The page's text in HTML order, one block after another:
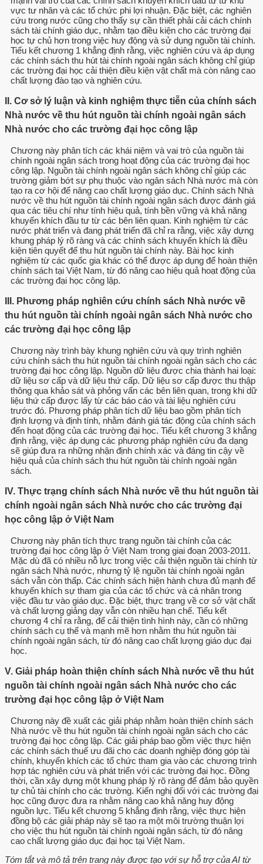
vực tư nhân và các tổ chức phi lợi nhuận. Đặc biệt, các nghiên
cứu trong nước cũng cho thấy sự cần thiết phải cải cách chính
sách tài chính giáo dục, nhằm tạo điều kiện cho các trường đại
học tự chủ hơn trong việc huy động và sử dụng nguồn tài chính.
Tiểu kết chương 1 khẳng định rằng, việc nghiên cứu và áp dụng
các chính sách thu hút tài chính ngoài ngân sách không chỉ giúp
các trường đại học cải thiện điều kiện vật chất mà còn nâng cao
chất lượng đào tạo và nghiên cứu.
II. Cơ sở lý luận và kinh nghiệm thực tiễn của chính sách
Nhà nước về thu hút nguồn tài chính ngoài ngân sách
Nhà nước cho các trường đại học công lập
Chương này phân tích các khái niệm và vai trò của nguồn tài
chính ngoài ngân sách trong hoạt động của các trường đại học
công lập. Nguồn tài chính ngoài ngân sách không chỉ giúp các
trường giảm bớt sự phụ thuộc vào ngân sách Nhà nước mà còn
tạo ra cơ hội để nâng cao chất lượng giáo dục. Chính sách Nhà
nước về thu hút nguồn tài chính ngoài ngân sách được đánh giá
qua các tiêu chí như tính hiệu quả, tính bền vững và khả năng
khuyến khích đầu tư từ các bên liên quan. Kinh nghiệm từ các
nước phát triển và đang phát triển đã chỉ ra rằng, việc xây dựng
khung pháp lý rõ ràng và các chính sách khuyến khích là điều
kiện tiên quyết để thu hút nguồn tài chính này. Bài học kinh
nghiệm từ các quốc gia khác có thể được áp dụng để hoàn thiện
chính sách tại Việt Nam, từ đó nâng cao hiệu quả hoạt động của
các trường đại học công lập.
III. Phương pháp nghiên cứu chính sách Nhà nước về
thu hút nguồn tài chính ngoài ngân sách Nhà nước cho
các trường đại học công lập
Chương này trình bày khung nghiên cứu và quy trình nghiên
cứu chính sách thu hút nguồn tài chính ngoài ngân sách cho các
trường đại học công lập. Nguồn dữ liệu được chia thành hai loại:
dữ liệu sơ cấp và dữ liệu thứ cấp. Dữ liệu sơ cấp được thu thập
thông qua khảo sát và phỏng vấn các bên liên quan, trong khi dữ
liệu thứ cấp được lấy từ các báo cáo và tài liệu nghiên cứu
trước đó. Phương pháp phân tích dữ liệu bao gồm phân tích
định lượng và định tính, nhằm đánh giá tác động của chính sách
đến hoạt động của các trường đại học. Tiểu kết chương 3 khẳng
định rằng, việc áp dụng các phương pháp nghiên cứu đa dạng
sẽ giúp đưa ra những nhận định chính xác và đáng tin cậy về
hiệu quả của chính sách thu hút nguồn tài chính ngoài ngân
sách.
IV. Thực trạng chính sách Nhà nước về thu hút nguồn tài
chính ngoài ngân sách Nhà nước cho các trường đại
học công lập ở Việt Nam
Chương này phân tích thực trạng nguồn tài chính của các
trường đại học công lập ở Việt Nam trong giai đoạn 2003-2011.
Mặc dù đã có nhiều nỗ lực trong việc cải thiện nguồn tài chính từ
ngân sách Nhà nước, nhưng tỷ lệ nguồn tài chính ngoài ngân
sách vẫn còn thấp. Các chính sách hiện hành chưa đủ mạnh để
khuyến khích sự tham gia của các tổ chức và cá nhân trong
việc đầu tư vào giáo dục. Đặc biệt, thực trạng về cơ sở vật chất
và chất lượng giảng dạy vẫn còn nhiều hạn chế. Tiểu kết
chương 4 chỉ ra rằng, để cải thiện tình hình này, cần có những
chính sách cụ thể và mạnh mẽ hơn nhằm thu hút nguồn tài
chính ngoài ngân sách, từ đó nâng cao chất lượng giáo dục đại
học.
V. Giải pháp hoàn thiện chính sách Nhà nước về thu hút
nguồn tài chính ngoài ngân sách Nhà nước cho các
trường đại học công lập ở Việt Nam
Chương này đề xuất các giải pháp nhằm hoàn thiện chính sách
Nhà nước về thu hút nguồn tài chính ngoài ngân sách cho các
trường đại học công lập. Các giải pháp bao gồm việc thực hiện
các chính sách thuế ưu đãi cho các doanh nghiệp đóng góp tài
chính, khuyến khích các tổ chức tham gia vào các chương trình
hợp tác nghiên cứu và phát triển với các trường đại học. Đồng
thời, cần xây dựng một khung pháp lý rõ ràng để đảm bảo quyền
tự chủ tài chính cho các trường. Kiến nghị đối với các trường đại
học cũng được đưa ra nhằm nâng cao khả năng huy động
nguồn lực. Tiểu kết chương 5 khẳng định rằng, việc thực hiện
đồng bộ các giải pháp này sẽ tạo ra một môi trường thuận lợi
cho việc thu hút nguồn tài chính ngoài ngân sách, từ đó nâng
cao chất lượng giáo dục đại học tại Việt Nam.
Tóm tắt và mô tả trên trang này được tạo với sự hỗ trợ của AI từ